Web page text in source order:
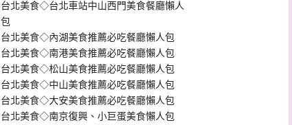
台北美食◇台北車站中山西門美食餐廳懶人
包
台北美食◇內湖美食推薦必吃餐廳懶人包
台北美食◇南港美食推薦必吃餐廳懶人包
台北美食◇松山美食推薦必吃餐廳懶人包
台北美食◇中山美食推薦必吃餐廳懶人包
台北美食◇大安美食推薦必吃餐廳懶人包
台北美食◇南京復興、小巨蛋美食懶人包